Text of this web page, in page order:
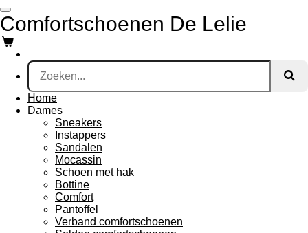
Ga
direct
naar
de
hoofdinhoud
Comfortschoenen De Lelie
Home
Dames
Sneakers
Instappers
Sandalen
Mocassin
Schoen met hak
Bottine
Comfort
Pantoffel
Verband comfortschoenen